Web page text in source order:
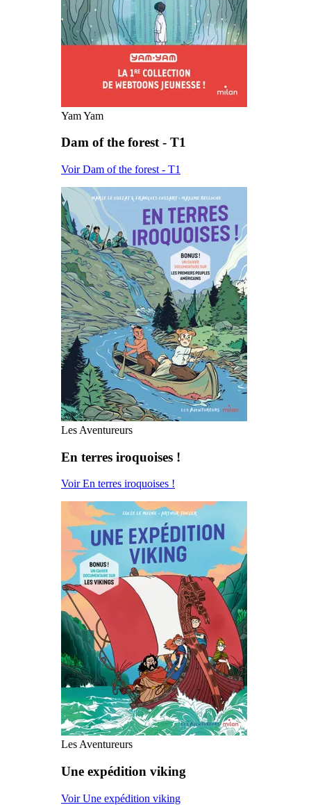
Yam Yam
Dam of the forest - T1
Voir Dam of the forest - T1
Les Aventureurs
En terres iroquoises !
Voir En terres iroquoises !
Les Aventureurs
Une expédition viking
Voir Une expédition viking